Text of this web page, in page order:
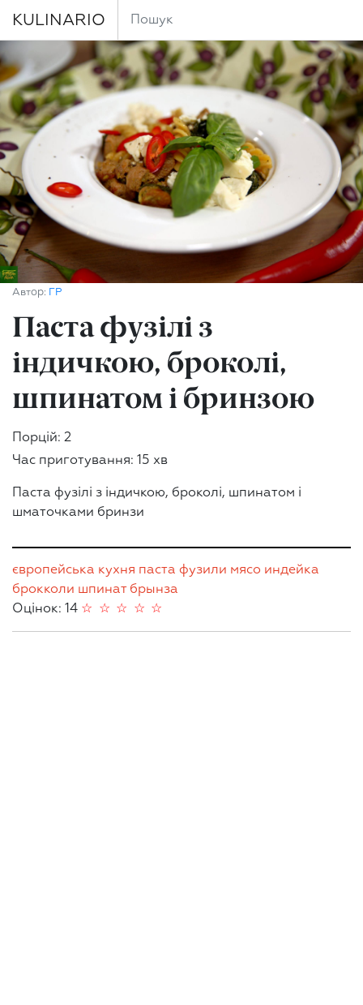
KULINARIO
Автор: ГР
Паста фузілі з
індичкою, броколі,
шпинатом і бринзою
Порцій: 2
Час приготування: 15 хв
Паста фузілі з індичкою, броколі, шпинатом і
шматочками бринзи
європейська кухня паста фузили мясо индейка
брокколи шпинат брынза
Оцінок: 14
☆
☆
☆
☆
☆